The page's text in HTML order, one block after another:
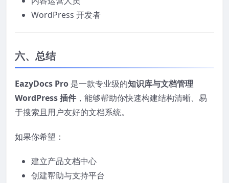
WordPress 开发者
六、总结
EazyDocs Pro 是一款专业级的知识库与文档管理
WordPress 插件 ，能够帮助你快速构建结构清晰、易
于搜索且用户友好的文档系统。
如果你希望：
建立产品文档中心
创建帮助与支持平台